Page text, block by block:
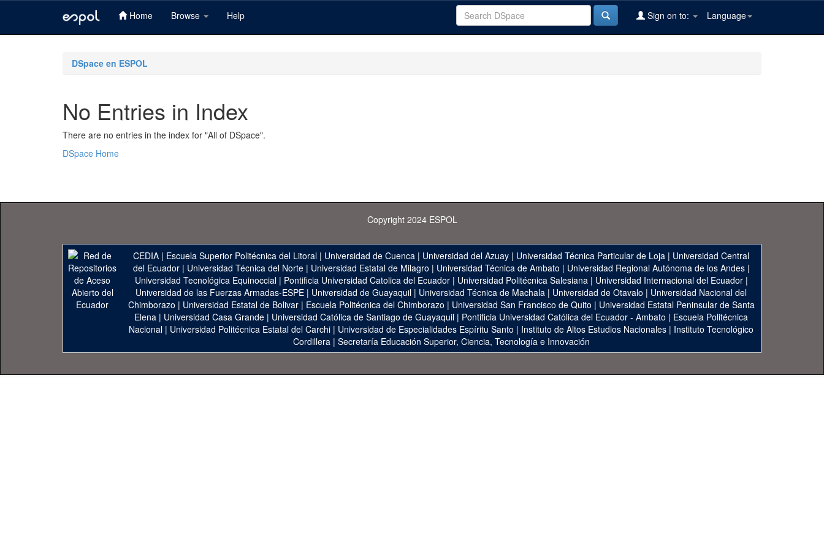
Home Browse Help Language
Sign on to:
DSpace en ESPOL
No Entries in Index
There are no entries in the index for "All of DSpace".
DSpace Home
Copyright 2024 ESPOL
CEDIA | Escuela Superior Politécnica del Litoral | Universidad de Cuenca | Universidad del Azuay | Universidad Técnica Particular de Loja | Universidad Central
del Ecuador| Universidad Técnica del Norte| Universidad Estatal de Milagro | Universidad Técnica de Ambato | Universidad Regional Autónoma de los Andes|
Universidad Tecnológica Equinoccial| Pontificia Universidad Catolica del Ecuador| Universidad Politécnica Salesiana| Universidad Internacional del Ecuador|
Universidad de las Fuerzas Armadas-ESPE | Universidad de Guayaquil | Universidad Técnica de Machala | Universidad de Otavalo | Universidad Nacional del
Chimborazo | Universidad Estatal de Bolivar| Escuela Politécnica del Chimborazo | Universidad San Francisco de Quito | Universidad Estatal Peninsular de Santa
Elena | Universidad Casa Grande | Universidad Católica de Santiago de Guayaquil | Pontificia Universidad Católica del Ecuador - Ambato | Escuela Politécnica
Nacional | Universidad Politécnica Estatal del Carchi | Universidad de Especialidades Espíritu Santo | Instituto de Altos Estudios Nacionales | Instituto Tecnológico
Cordillera| Secretaría Educación Superior, Ciencia, Tecnología e Innovación